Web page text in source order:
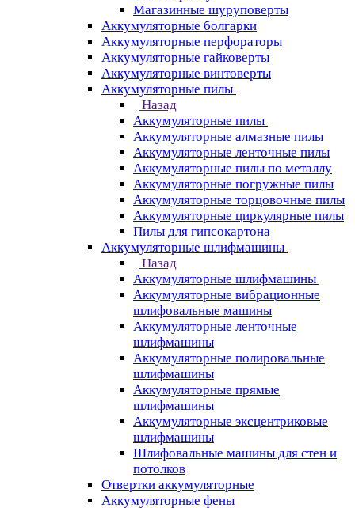
Магазинные шуруповерты
Аккумуляторные болгарки
Аккумуляторные перфораторы
Аккумуляторные гайковерты
Аккумуляторные винтоверты
Аккумуляторные пилы
Назад
Аккумуляторные пилы
Аккумуляторные алмазные пилы
Аккумуляторные ленточные пилы
Аккумуляторные пилы по металлу
Аккумуляторные погружные пилы
Аккумуляторные торцовочные пилы
Аккумуляторные циркулярные пилы
Пилы для гипсокартона
Аккумуляторные шлифмашины
Назад
Аккумуляторные шлифмашины
Аккумуляторные вибрационные
шлифовальные машины
Аккумуляторные ленточные
шлифмашины
Аккумуляторные полировальные
шлифмашины
Аккумуляторные прямые
шлифмашины
Аккумуляторные эксцентриковые
шлифмашины
Шлифовальные машины для стен и
потолков
Отвертки аккумуляторные
Аккумуляторные фены